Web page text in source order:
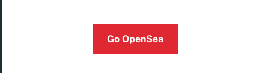
Go OpenSea